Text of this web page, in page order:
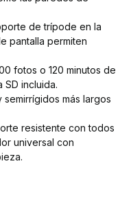
de trípode en la
pantalla permiten
fotos o 120 minutos de
SD incluida.
más largos
resistente con todos
universal con